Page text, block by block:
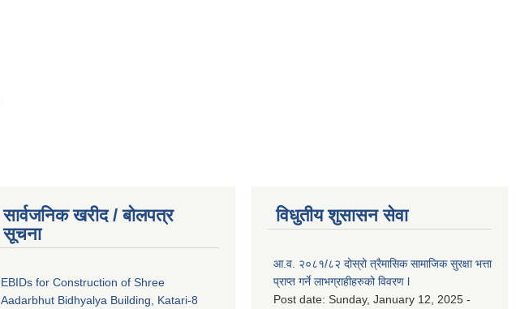
सार्वजनिक खरीद / बोलपत्र
सूचना
EBIDs for Construction of Shree
Aadarbhut Bidhyalya Building, Katari-8
विधुतीय शुसासन सेवा
आ.व. २०८१/८२ दोस्रो त्रैमासिक सामाजिक सुरक्षा भत्ता
प्राप्त गर्ने लाभग्राहीहरुको विवरण l
Post date: Sunday, January 12, 2025 -